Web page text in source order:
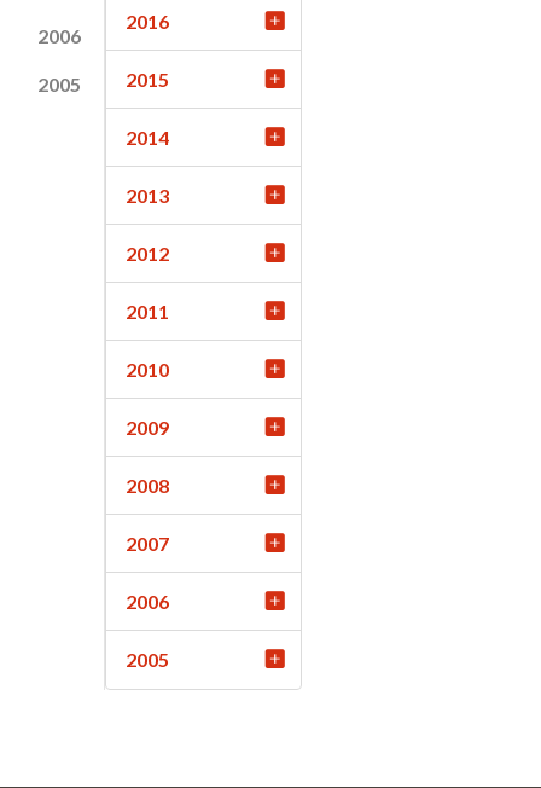
2006
2005
2016
2015
2014
2013
2012
2011
2010
2009
2008
2007
2006
2005